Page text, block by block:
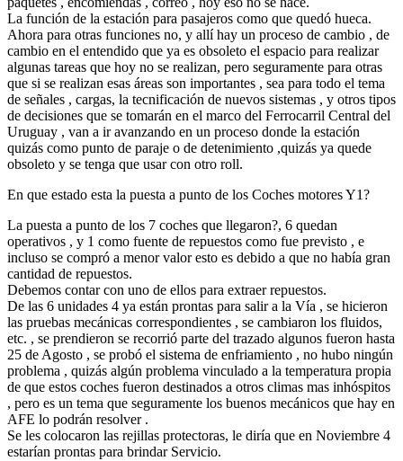
La función de la estación para pasajeros como que quedó hueca.
Ahora para otras funciones no, y allí hay un proceso de cambio , de
cambio en el entendido que ya es obsoleto el espacio para realizar
algunas tareas que hoy no se realizan, pero seguramente para otras
que si se realizan esas áreas son importantes , sea para todo el tema
de señales , cargas, la tecnificación de nuevos sistemas , y otros tipos
de decisiones que se tomarán en el marco del Ferrocarril Central del
Uruguay , van a ir avanzando en un proceso donde la estación
quizás como punto de paraje o de detenimiento ,quizás ya quede
obsoleto y se tenga que usar con otro roll.
En que estado esta la puesta a punto de los Coches motores Y1?
La puesta a punto de los 7 coches que llegaron?, 6 quedan
operativos , y 1 como fuente de repuestos como fue previsto , e
incluso se compró a menor valor esto es debido a que no había gran
cantidad de repuestos.
Debemos contar con uno de ellos para extraer repuestos.
De las 6 unidades 4 ya están prontas para salir a la Vía , se hicieron
las pruebas mecánicas correspondientes , se cambiaron los fluidos,
etc. , se prendieron se recorrió parte del trazado algunos fueron hasta
25 de Agosto , se probó el sistema de enfriamiento , no hubo ningún
problema , quizás algún problema vinculado a la temperatura propia
de que estos coches fueron destinados a otros climas mas inhóspitos
, pero es un tema que seguramente los buenos mecánicos que hay en
AFE lo podrán resolver .
Se les colocaron las rejillas protectoras, le diría que en Noviembre 4
estarían prontas para brindar Servicio.